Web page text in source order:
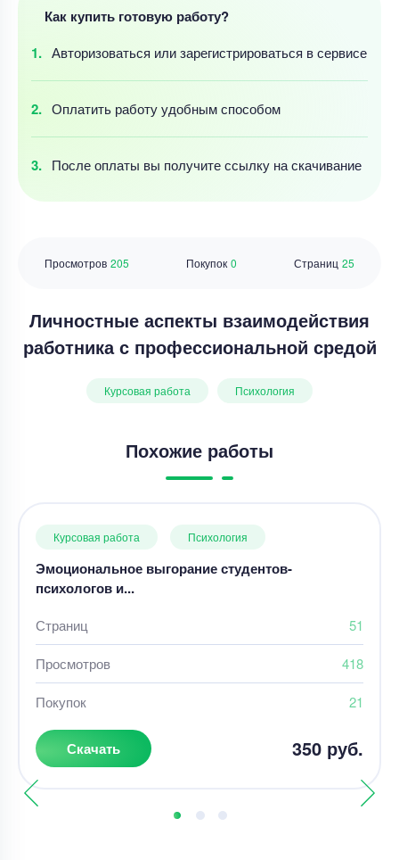
Как купить готовую работу?
Авторизоваться или зарегистрироваться в сервисе
Оплатить работуудобнымспособом
После оплаты вы получите ссылку на скачивание
Страниц 25
Просмотров 205 Покупок 0
Личностные аспекты взаимодействия
работника с профессиональной средой
Курсовая работа Психология
Похожие работы
Курсовая работа Психология
Эмоциональное выгорание студентов-
психологов и...
Страниц 51
Просмотров 418
Покупок 21
Скачать 350 руб.